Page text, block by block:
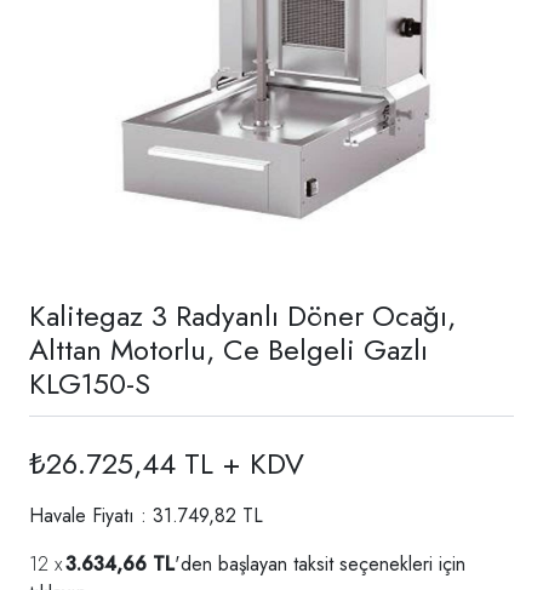
Kalitegaz 3 Radyanlı Döner Ocağı,
Alttan Motorlu, Ce Belgeli Gazlı
KLG150-S
₺26.725,44 TL + KDV
Havale Fiyatı : 31.749,82 TL
3.634,66 TL'den başlayan taksit seçenekleri için